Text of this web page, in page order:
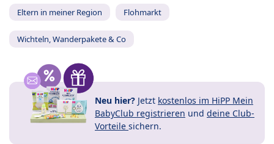
Eltern in meiner Region Flohmarkt
Wichteln, Wanderpakete & Co
Neu hier? Jetzt kostenlos im HiPP Mein
BabyClub registrieren und deine Club-
Vorteile sichern.